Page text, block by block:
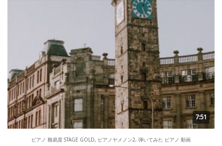
7:51
ピアノ 難易度 STAGE GOLD, ピアノヤメノン2, 弾いてみた ピアノ 動画